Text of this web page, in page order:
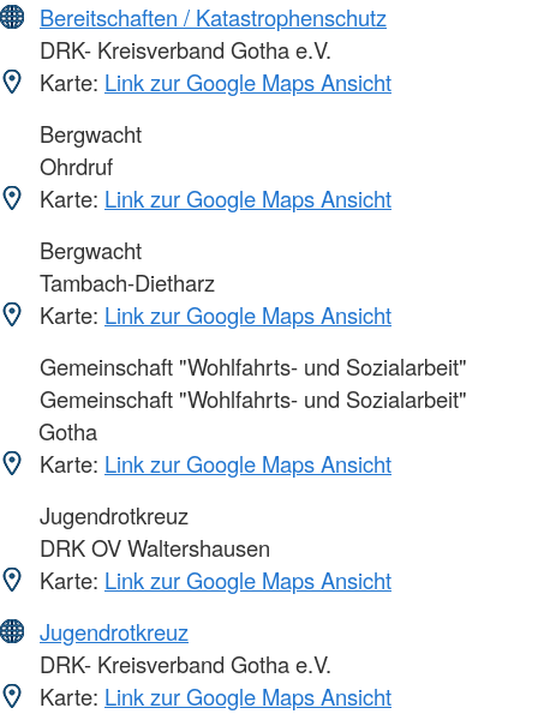
Bereitschaften / Katastrophenschutz
DRK- Kreisverband Gotha e.V.
Karte: Link zur Google Maps Ansicht
Bergwacht
Ohrdruf
Karte: Link zur Google Maps Ansicht
Bergwacht
Tambach-Dietharz
Karte: Link zur Google Maps Ansicht
Gemeinschaft "Wohlfahrts- und Sozialarbeit"
Gemeinschaft "Wohlfahrts- und Sozialarbeit"
Gotha
Karte: Link zur Google Maps Ansicht
Jugendrotkreuz
DRK OV Waltershausen
Karte: Link zur Google Maps Ansicht
Jugendrotkreuz
DRK- Kreisverband Gotha e.V.
Karte: Link zur Google Maps Ansicht